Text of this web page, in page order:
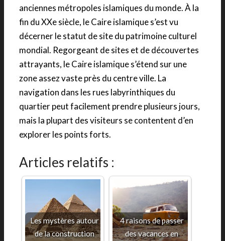
anciennes métropoles islamiques du monde. À la
fin du XXe siècle, le Caire islamique s’est vu
décerner le statut de site du patrimoine culturel
mondial. Regorgeant de sites et de découvertes
attrayants, le Caire islamique s’étend sur une
zone assez vaste près du centre ville. La
navigation dans les rues labyrinthiques du
quartier peut facilement prendre plusieurs jours,
mais la plupart des visiteurs se contentent d’en
explorer les points forts.
Articles relatifs :
Les mystères autour
de la construction
4 raisons de passer
des vacances en